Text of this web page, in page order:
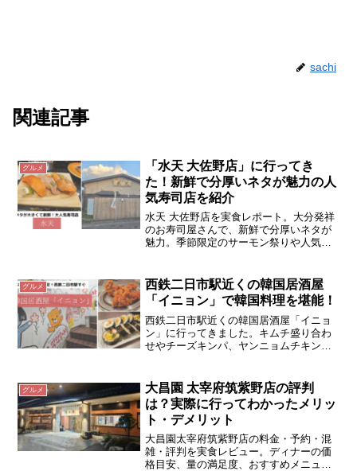
sachi
関連記事
グルメ
「水天 大佐野店」に行ってき
た！新鮮で分厚いネタが魅力の人
気寿司店を紹介
水天 大佐野店を実食レポート。大分発祥
のお寿司屋さんで、新鮮で分厚いネタが
魅力。季節限定のサーモン祭りや人気の
グルメ
西鉄二日市駅近くの韓国居酒屋
「イニョン」で韓国料理を堪能！
西鉄二日市駅近くの韓国居酒屋「イニョ
ン」に行ってきました。キムチ盛り合わ
せやチーズキンパ、ヤンニョムチキン、
すすめのお店です。
グルメ
大昌園 太宰府筑紫野店の評判
は？実際に行ってわかったメリッ
ト・デメリット
大昌園太宰府筑紫野店の料金・予約・混
雑・評判を実食レビュー。ディナーの価
格目安、量の満足度、おすすめメニュ